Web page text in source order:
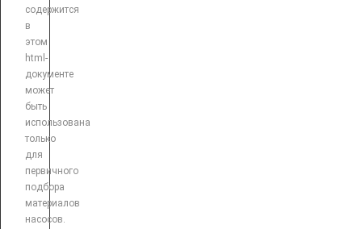
содержится
в
этом
html-
документе
может
быть
использована
только
для
первичного
подбора
материалов
насосов.